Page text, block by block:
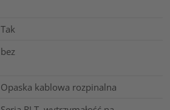
Tak
bez
Opaska kablowa rozpinalna